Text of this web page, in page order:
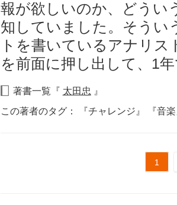
報が欲しいのか、どうい
知していました。そうい
トを書いているアナリ
を前面に押し出して、1
著書一覧『 太田忠 』
この著者のタグ：
『チャレンジ』 『音
1